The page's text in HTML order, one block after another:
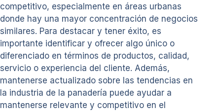
competitivo, especialmente en áreas urbanas
donde hay una mayor concentración de negocios
similares. Para destacar y tener éxito, es
importante identificar y ofrecer algo único o
diferenciado en términos de productos, calidad,
servicio o experiencia del cliente. Además,
mantenerse actualizado sobre las tendencias en
la industria de la panadería puede ayudar a
mantenerse relevante y competitivo en el